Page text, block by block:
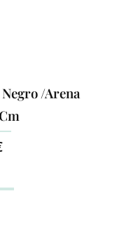
/Arena